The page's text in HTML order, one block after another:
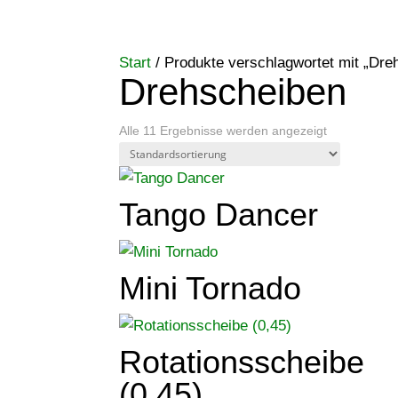
Start / Produkte verschlagwortet mit
Drehscheiben
Alle 11 Ergebnisse werden angezeigt
Tango Dancer
Mini Tornado
Rotationsscheibe